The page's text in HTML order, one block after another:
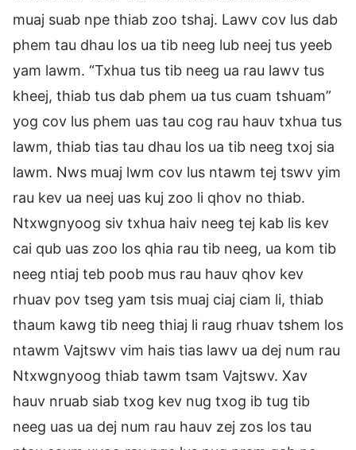
muaj suab npe thiab zoo tshaj. Lawv cov lus dab
phem tau dhau los ua tib neeg lub neej tus yeeb
yam lawm. “Txhua tus tib neeg ua rau lawv tus
kheej, thiab tus dab phem ua tus cuam tshuam”
yog cov lus phem uas tau cog rau hauv txhua tus
lawm, thiab tias tau dhau los ua tib neeg txoj sia
lawm. Nws muaj lwm cov lus ntawm tej tswv yim
rau kev ua neej uas kuj zoo li qhov no thiab.
Ntxwgnyoog siv txhua haiv neeg tej kab lis kev
cai qub uas zoo los qhia rau tib neeg, ua kom tib
neeg ntiaj teb poob mus rau hauv qhov kev
rhuav pov tseg yam tsis muaj ciaj ciam li, thiab
thaum kawg tib neeg thiaj li raug rhuav tshem los
ntawm Vajtswv vim hais tias lawv ua dej num rau
Ntxwgnyoog thiab tawm tsam Vajtswv. Xav
hauv nruab siab txog kev nug txog ib tug tib
neeg uas ua dej num rau hauv zej zos los tau